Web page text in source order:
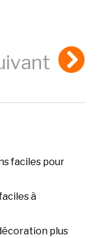
faciles pour
à
plus